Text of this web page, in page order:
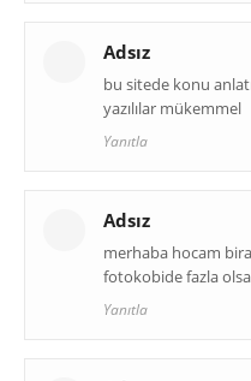
Adsız
bu sitede konu
yazılılar mükemmel
Yanıtla
Adsız
merhaba hocam
fotokobide fazla
Yanıtla